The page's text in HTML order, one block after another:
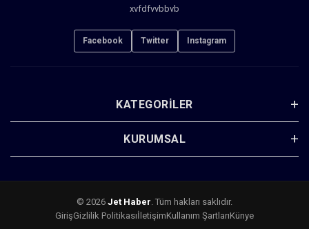
xvfdfvvbbvb
Facebook Twitter Instagram
KATEGORILER
KURUMSAL
© 2026 Jet Haber . Tüm hakları saklıdır.
GirişGizlilik PolitikasıİletişimKullanım ŞartlarıKünye